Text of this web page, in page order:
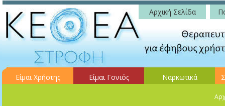
Αρχική Σελίδα
Είμαι Χρήστης Είμαι Γονιός Ναρκωτικά